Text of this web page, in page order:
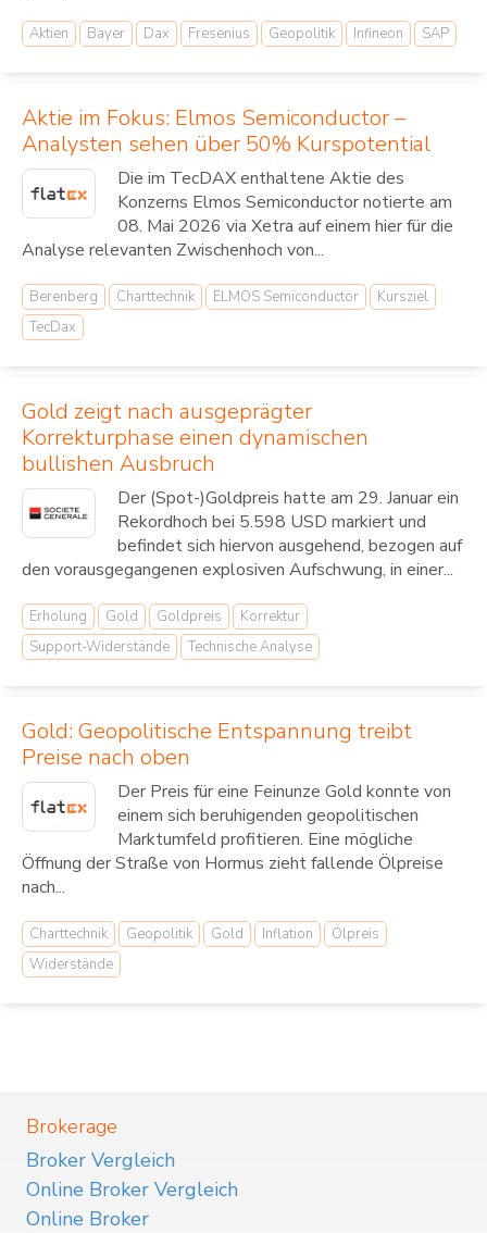
Aktien Bayer Dax Fresenius Geopolitik Infineon SAP
Aktie im Fokus: Elmos Semiconductor –
Analysten sehen über 50% Kurspotential
Die im TecDAX enthaltene Aktie des
Konzerns Elmos Semiconductor notierte am
08. Mai 2026 via Xetra auf einem hier für die
Analyse relevanten Zwischenhoch von...
Berenberg Charttechnik ELMOS Semiconductor
Kursziel
TecDax
Gold zeigt nach ausgeprägter
Korrekturphase einen dynamischen
bullishen Ausbruch
Der (Spot-)Goldpreis hatte am 29. Januar ein
Rekordhoch bei 5.598 USD markiert und
befindet sich hiervon ausgehend, bezogen auf
den vorausgegangenen explosiven Aufschwung, in einer...
Erholung Gold Goldpreis
Korrektur
Support-Widerstände
Technische Analyse
Gold: Geopolitische Entspannung treibt
Preise nach oben
Der Preis für eine Feinunze Gold konnte von
einem sich beruhigenden geopolitischen
Marktumfeld profitieren. Eine mögliche
Öffnung der Straße von Hormus zieht fallende Ölpreise
nach...
Charttechnik Geopolitik Gold Inflation
Ölpreis
Widerstände
Brokerage
Broker Vergleich
Online Broker Vergleich
Online Broker